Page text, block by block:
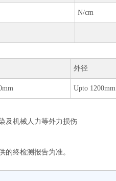
N/cm
外径
Upto 1200mm
及机械人力等外力损伤
的终检测报告为准。